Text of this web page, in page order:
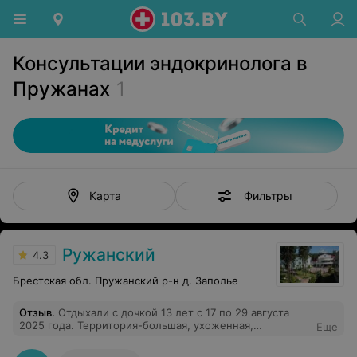
Консультации эндокринолога в
Пружанах 1
Карта Фильтры
4.3 Ружанский
Брестская обл. Пружанский р-н д. Заполье
Отзыв. Отдыхали с дочкой 13 лет с 17 по 29 августа
2025 года. Территория-большая, ухоженная,
береговая линия, обустроенный пляж, спортивные
Еще